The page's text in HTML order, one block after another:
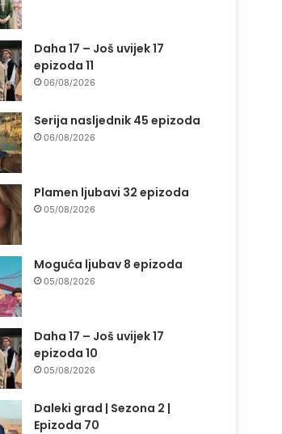
Daha 17 – Još uvijek 17
epizoda 11
06/08/2026
Serija nasljednik 45 epizoda
06/08/2026
Plamen ljubavi 32 epizoda
05/08/2026
Moguća ljubav 8 epizoda
05/08/2026
Daha 17 – Još uvijek 17
epizoda 10
05/08/2026
Daleki grad | Sezona 2 |
Epizoda 70